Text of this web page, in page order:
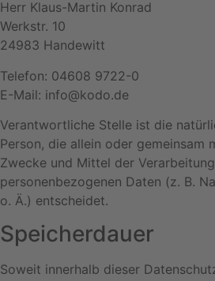
Herr Klaus-Martin Konrad
Werkstr. 10
24983 Handewitt
Telefon: 04608 9722-0
E-Mail: info@kodo.de
Verantwortliche Stelle ist die
Person, die allein oder gemeinsam
Zwecke und Mittel der
personenbezogenen Daten (z. B.
o. Ä.) entscheidet.
Speicherdauer
Soweit innerhalb dieser